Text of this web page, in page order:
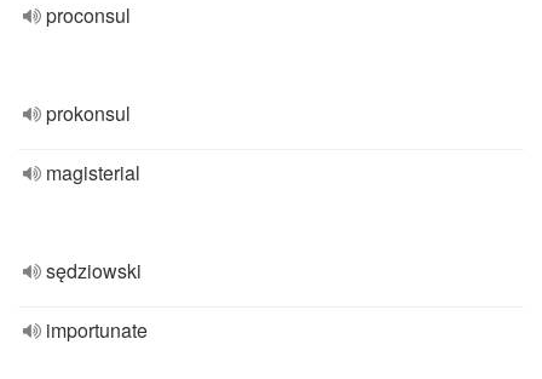
proconsul
prokonsul
magisterial
sędziowski
importunate